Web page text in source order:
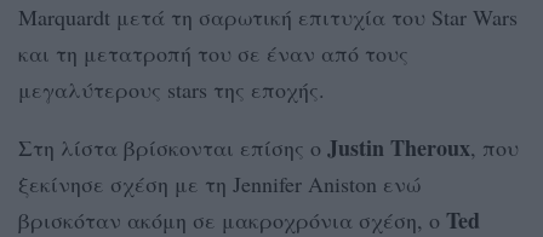
Marquardt μετά τη σαρωτική επιτυχία του Star Wars
και τη μετατροπή του σε έναν από τους
μεγαλύτερους stars της εποχής.
Στη λίστα βρίσκονται επίσης ο Justin Theroux, που
ξεκίνησε σχέση με τη Jennifer Aniston ενώ
βρισκόταν ακόμη σε μακροχρόνια σχέση, ο Ted